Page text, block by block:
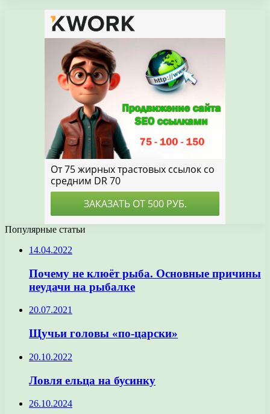
Популярные статьи
14.04.2022
Почему не клюёт рыба. Основные причины
неудачи на рыбалке
20.07.2021
Щучьи головы «по-царски»
20.10.2022
Ловля ельца на бусинку
26.10.2024